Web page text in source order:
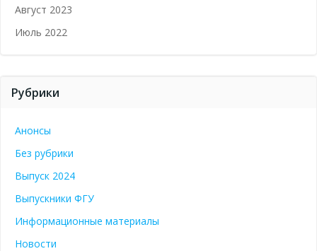
Август 2023
Июль 2022
Рубрики
Анонсы
Без рубрики
Выпуск 2024
Выпускники ФГУ
Информационные материалы
Новости